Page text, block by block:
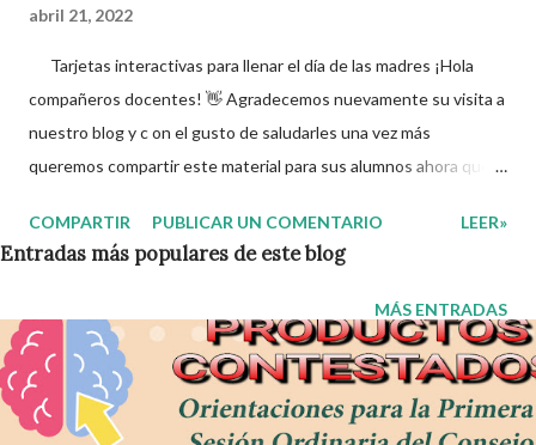
abril 21, 2022
Tarjetas interactivas para llenar el día de las madres ¡Hola
compañeros docentes! 👋 Agradecemos nuevamente su visita a
nuestro blog y c on el gusto de saludarles una vez más
queremos compartir este material para sus alumnos ahora que
escribir o identificar varios elementos acerca de sus mamás,
como lo son su bebida favorita, el mejor recuerdo, película
favorita, el mejor regalo, su comida favorita, entre otros. Nuestro
mayor reconocimiento y agradecimiento a los autores de este
magnífico material 👏. Les recordamos que nosotros
únicamente lo compartimos con fines informativos y
educativos. Obtén el documento aquí 👇 Tarjetas interactivas
COMPARTIR PUBLICAR UN COMENTARIO LEER»
MÁS ENTRADAS
Entradas más populares de este blog